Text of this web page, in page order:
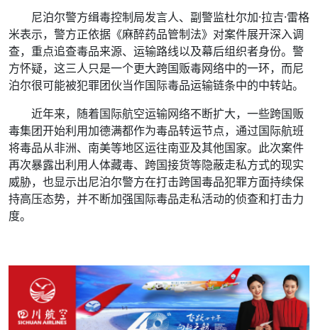
尼泊尔警方缉毒控制局发言人、副警监杜尔加·拉吉·雷格
米表示，警方正依据《麻醉药品管制法》对案件展开深入调
查，重点追查毒品来源、运输路线以及幕后组织者身份。警
方怀疑，这三人只是一个更大跨国贩毒网络中的一环，而尼
泊尔很可能被犯罪团伙当作国际毒品运输链条中的中转站。
近年来，随着国际航空运输网络不断扩大，一些跨国贩
毒集团开始利用加德满都作为毒品转运节点，通过国际航班
将毒品从非洲、南美等地区运往南亚及其他国家。此次案件
再次暴露出利用人体藏毒、跨国接货等隐蔽走私方式的现实
威胁，也显示出尼泊尔警方在打击跨国毒品犯罪方面持续保
持高压态势，并不断加强国际毒品走私活动的侦查和打击力
度。